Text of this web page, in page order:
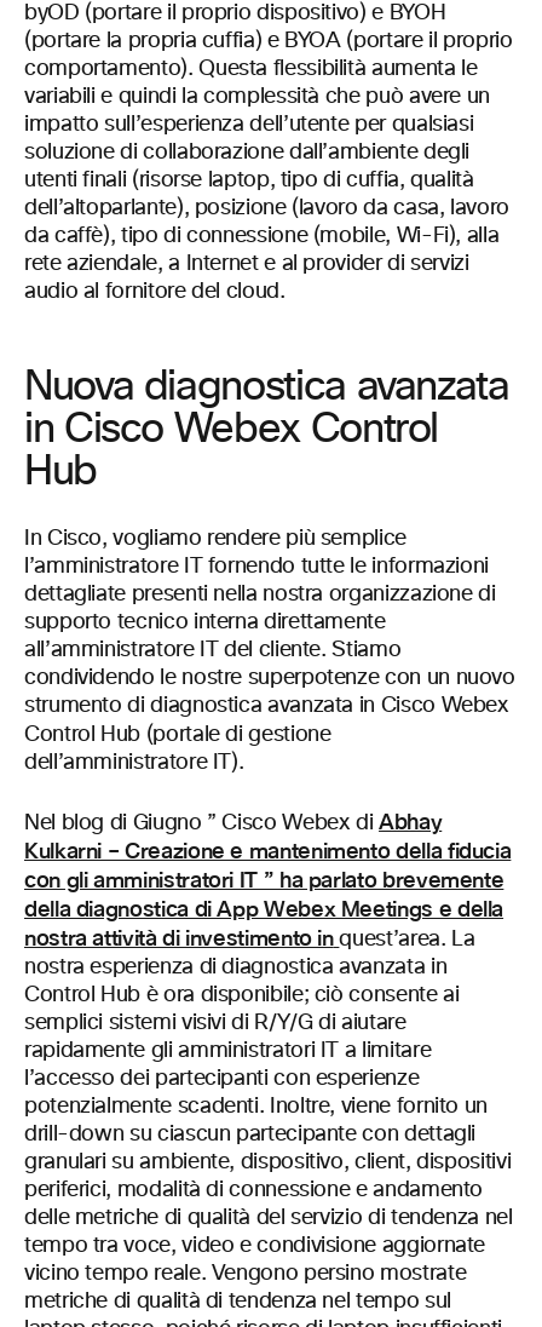
byOD (portare il proprio dispositivo) e BYOH
(portare la propria cuffia) e BYOA (portare il proprio
comportamento). Questa flessibilità aumenta le
variabili e quindi la complessità che può avere un
impatto sull’esperienza dell’utente per qualsiasi
soluzione di collaborazione dall’ambiente degli
utenti finali (risorse laptop, tipo di cuffia, qualità
dell’altoparlante), posizione (lavoro da casa, lavoro
da caffè), tipo di connessione (mobile, Wi-Fi), alla
rete aziendale, a Internet e al provider di servizi
audio al fornitore del cloud.
Nuova diagnostica avanzata
in Cisco Webex Control
Hub
In Cisco, vogliamo rendere più semplice
l’amministratore IT fornendo tutte le informazioni
dettagliate presenti nella nostra organizzazione di
supporto tecnico interna direttamente
all’amministratore IT del cliente. Stiamo
condividendo le nostre superpotenze con un nuovo
strumento di diagnostica avanzata in Cisco Webex
Control Hub (portale di gestione
dell’amministratore IT).
Nel blog di Giugno ” Cisco Webex diAbhay
Kulkarni – Creazione e mantenimento della fiducia
con gli amministratori IT ” ha parlato brevemente
della diagnostica di App Webex Meetings e della
nostra attività di investimento in quest’area. La
nostra esperienza di diagnostica avanzata in
Control Hub è ora disponibile; ciò consente ai
semplici sistemi visivi di R/Y/G di aiutare
rapidamente gli amministratori IT a limitare
l’accesso dei partecipanti con esperienze
potenzialmente scadenti. Inoltre, viene fornito un
drill-down su ciascun partecipante con dettagli
granulari su ambiente, dispositivo, client, dispositivi
periferici, modalità di connessione e andamento
delle metriche di qualità del servizio di tendenza nel
tempo tra voce, video e condivisione aggiornate
vicino tempo reale. Vengono persino mostrate
metriche di qualità di tendenza nel tempo sul